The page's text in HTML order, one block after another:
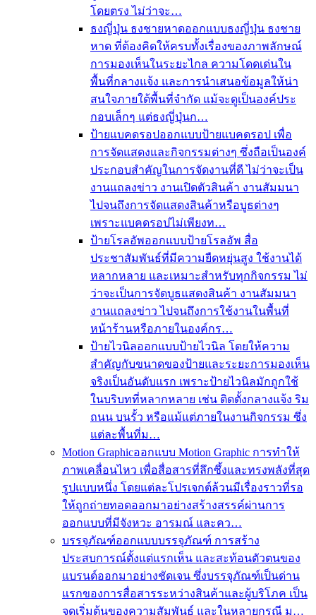
โดยตรง ไม่ว่าจะ…
ธงญี่ปุ่น ธงชายหาดออกแบบธงญี่ปุ่น ธงชาย
หาด ที่ต้องคิดให้ครบทั้งเรื่องของภาพลักษณ์
การมองเห็นในระยะไกล ความโดดเด่นใน
พื้นที่กลางแจ้ง และการนำเสนอข้อมูลให้น่า
สนใจภายใต้พื้นที่จำกัด แม้จะดูเป็นองค์ประ
กอบเล็กๆ แต่ธงญี่ปุ่นก…
ป้ายแบคดรอปออกแบบป้ายแบคดรอป เพื่อ
การจัดแสดงและกิจกรรมต่างๆ ซึ่งถือเป็นองค์
ประกอบสำคัญในการจัดงานที่ดี ไม่ว่าจะเป็น
งานแถลงข่าว งานเปิดตัวสินค้า งานสัมมนา
ไปจนถึงการจัดแสดงสินค้าหรือบูธต่างๆ
เพราะแบคดรอปไม่เพียงท…
ป้ายโรลอัพออกแบบป้ายโรลอัพ สื่อ
ประชาสัมพันธ์ที่มีความยืดหยุ่นสูง ใช้งานได้
หลากหลาย และเหมาะสำหรับทุกกิจกรรม ไม่
ว่าจะเป็นการจัดบูธแสดงสินค้า งานสัมมนา
งานแถลงข่าว ไปจนถึงการใช้งานในพื้นที่
หน้าร้านหรือภายในองค์กร…
ป้ายไวนิลออกแบบป้ายไวนิล โดยให้ความ
สำคัญกับขนาดของป้ายและระยะการมองเห็น
จริงเป็นอันดับแรก เพราะป้ายไวนิลมักถูกใช้
ในบริบทที่หลากหลาย เช่น ติดตั้งกลางแจ้ง ริม
ถนน บนรั้ว หรือแม้แต่ภายในงานกิจกรรม ซึ่ง
แต่ละพื้นที่ม…
Motion Graphicออกแบบ Motion Graphic การทำให้
ภาพเคลื่อนไหว เพื่อสื่อสารที่ลึกซึ้งและทรงพลังที่สุด
รูปแบบหนึ่ง โดยแต่ละโปรเจกต์ล้วนมีเรื่องราวที่รอ
ให้ถูกถ่ายทอดออกมาอย่างสร้างสรรค์ผ่านการ
ออกแบบที่มีจังหวะ อารมณ์ และคว…
บรรจุภัณฑ์ออกแบบบรรจุภัณฑ์ การสร้าง
ประสบการณ์ตั้งแต่แรกเห็น และสะท้อนตัวตนของ
แบรนด์ออกมาอย่างชัดเจน ซึ่งบรรจุภัณฑ์เป็นด่าน
แรกของการสื่อสารระหว่างสินค้าและผู้บริโภค เป็น
จุดเริ่มต้นของความสัมพันธ์ และในหลายกรณี ม…